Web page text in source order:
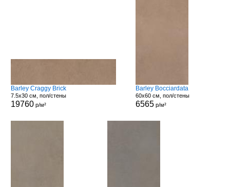
Barley Craggy Brick
7.5x30 см, пол/стены
19760р/м²
Barley Bocciardata
60x60 см, пол/стены
6565 р/м²